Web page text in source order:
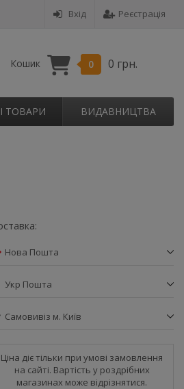
Вхід Реєстрація
Кошик 0 0 грн.
ТОВАРИ ВИДАВНИЦТВА
Нова Пошта
Укр Пошта
Самовивіз м. Київ
Ціна діє тільки при умові замовлення
на сайті. Вартість у роздрібних
магазинах може відрізнятися.